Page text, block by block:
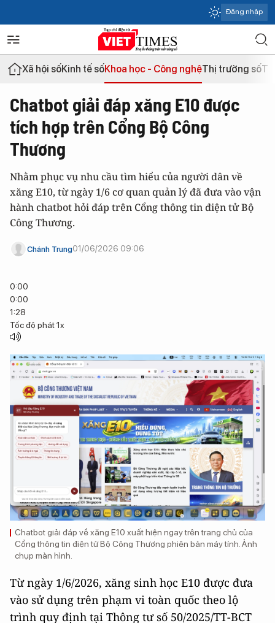
Đăng nhập
Xã hội sốKinh tế sốKhoa học - Công nghệThị trường số
Chatbot giải đáp xăng E10 được
tích hợp trên Cổng Bộ Công
Thương
Nhằm phục vụ nhu cầu tìm hiểu của người dân về
xăng E10, từ ngày 1/6 cơ quan quản lý đã đưa vào vận
hành chatbot hỏi đáp trên Cổng thông tin điện tử Bộ
Công Thương.
Chánh Trung01/06/2026 09:06
0:00
0:00
1:28
Tốc độ phát1x
Chatbot giải đáp về xăng E10 xuất hiện ngay trên trang chủ của
Cổng thông tin điện tử Bộ Công Thương phiên bản máy tính. Ảnh
chụp màn hình.
Từ ngày 1/6/2026, xăng sinh học E10 được đưa
vào sử dụng trên phạm vi toàn quốc theo lộ
trình quy định tại Thông tư số 50/2025/TT-BCT